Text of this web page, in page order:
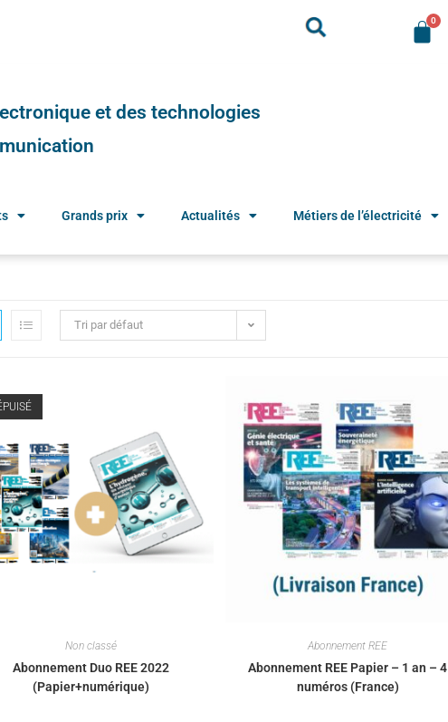
et des technologies
Grands prix Actualités Métiers de l’électricité
Tri par défaut
Non classé
Abonnement Duo REE 2022
(Papier+numérique)
Abonnement REE
Abonnement REE Papier – 1 an – 4
numéros (France)